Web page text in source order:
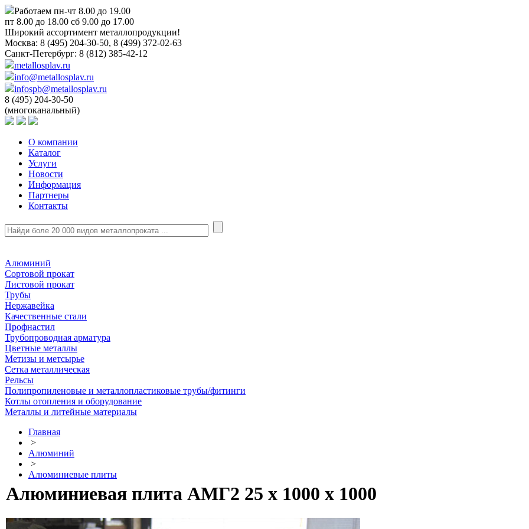
Работаем пн-чт 8.00 до 19.00
пт 8.00 до 18.00 сб 9.00 до 17.00
Широкий ассортимент металлопродукции!
Москва: 8 (495) 204-30-50, 8 (499) 372-02-63
Санкт-Петербург: 8 (812) 385-42-12
metallosplav.ru
info@metallosplav.ru
infospb@metallosplav.ru
8 (495) 204-30-50
(многоканальный)
О компании
Каталог
Услуги
Новости
Информация
Партнеры
Контакты
Алюминий
Сортовой прокат
Листовой прокат
Трубы
Нержавейка
Качественные стали
Профнастил
Трубопроводная арматура
Цветные металлы
Метизы и метсырье
Сетка металлическая
Рельсы
Полипропиленовые и металлопластиковые трубы/фитинги
Котлы отопления и оборудование
Металлы и литейные материалы
Главная
>
Алюминий
>
Алюминиевые плиты
Алюминиевая плита АМГ2 25 х 1000 х 1000